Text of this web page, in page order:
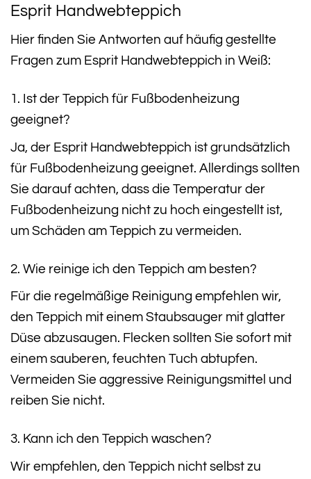
Esprit Handwebteppich
Hier finden Sie Antworten auf häufig gestellte
Fragen zum Esprit Handwebteppich in Weiß:
1. Ist der Teppich für Fußbodenheizung
geeignet?
Ja, der Esprit Handwebteppich ist grundsätzlich
für Fußbodenheizung geeignet. Allerdings sollten
Sie darauf achten, dass die Temperatur der
Fußbodenheizung nicht zu hoch eingestellt ist,
um Schäden am Teppich zu vermeiden.
2. Wie reinige ich den Teppich am besten?
Für die regelmäßige Reinigung empfehlen wir,
den Teppich mit einem Staubsauger mit glatter
Düse abzusaugen. Flecken sollten Sie sofort mit
einem sauberen, feuchten Tuch abtupfen.
Vermeiden Sie aggressive Reinigungsmittel und
reiben Sie nicht.
3. Kann ich den Teppich waschen?
Wir empfehlen, den Teppich nicht selbst zu